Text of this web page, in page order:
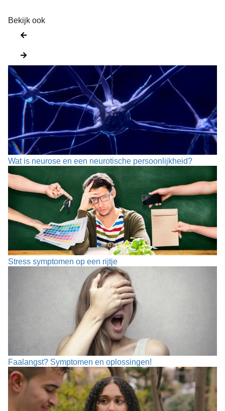
Bekijk ook
Wat is neurose en een neurotische persoonlijkheid?
Stress symptomen op een rijtje
Faalangst? Symptomen en oplossingen!